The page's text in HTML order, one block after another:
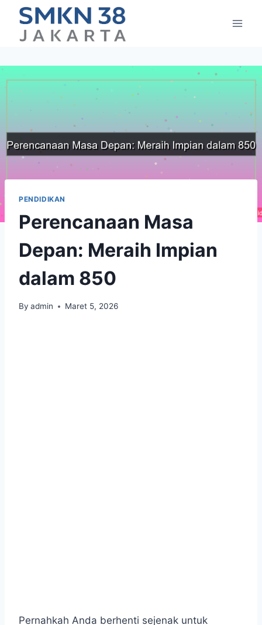
content
PENDIDIKAN
Perencanaan Masa
Depan: Meraih Impian
dalam 850
By admin Maret 5, 2026
Pernahkah Anda berhenti sejenak untuk